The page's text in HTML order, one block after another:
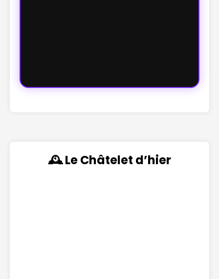
🕰️ Le Châtelet d’hier